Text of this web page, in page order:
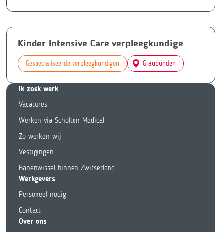
Kinder Intensive Care verpleegkundige
Gespecialiseerde verpleegkundigen Graubünden
Ik zoek werk
Vacatures
Werken via Scholten Medical
Zo werken wij
Vestigingen
Banenwissel binnen Zwitserland
Werkgevers
Personeel nodig
Contact
Over ons